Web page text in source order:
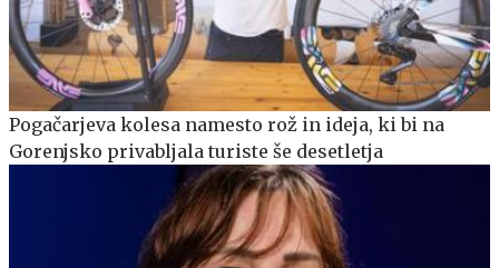
Pogačarjeva kolesa namesto rož in ideja, ki bi na
Gorenjsko privabljala turiste še desetletja